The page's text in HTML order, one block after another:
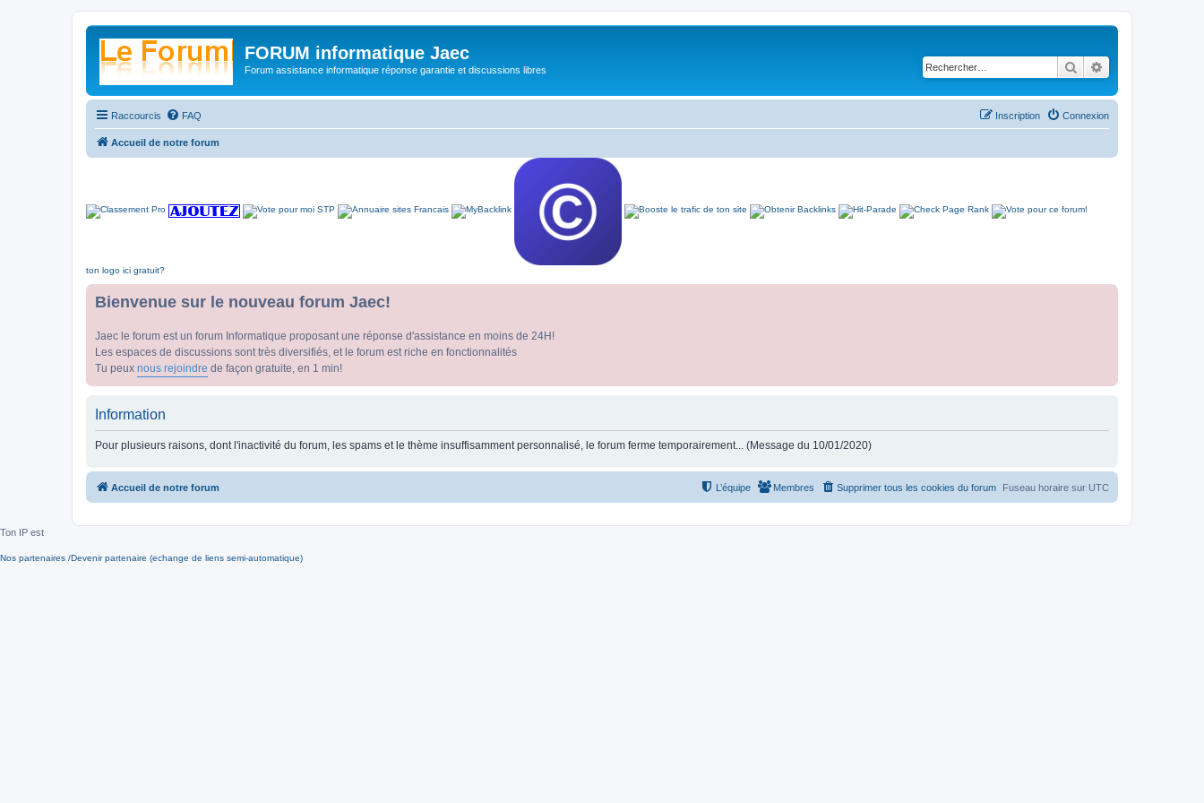
FORUM informatique Jaec
Forum assistance informatique réponse garantie et discussions libres Rechercher
Raccourcis FAQ Connexion
Inscription
Accueil de notre forum
ton logo ici gratuit?
Bienvenue sur le nouveau forum Jaec!
Jaec le forum est un forum Informatique proposant une réponse d'assistance en moins de 24H!
Les espaces de discussions sont très diversifiés, et le forum est riche en fonctionnalités
Tu peux nous rejoindre de façon gratuite, en 1 min!
Information
Pour plusieurs raisons, dont l'inactivité du forum, les spams et le thème insuffisamment personnalisé, le forum ferme temporairement... (Message du 10/01/2020)
Accueil de notre forum Fuseau horaire sur UTC
Supprimer tous les cookies du forum
Membres
L’équipe
Ton IP est
Nos partenaires /Devenir partenaire (echange de liens semi-automatique)